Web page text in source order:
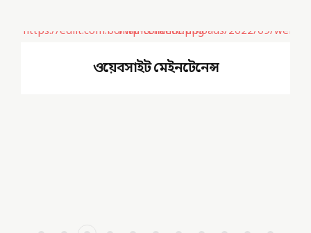
ওয়েবসাইট মেইনটেনেন্স